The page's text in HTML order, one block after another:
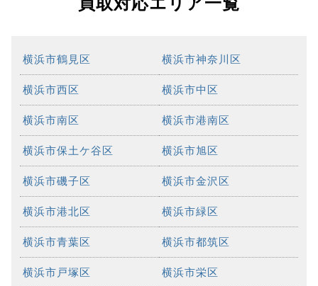
横浜市鶴見区 横浜市神奈川区
横浜市西区 横浜市中区
横浜市南区 横浜市港南区
横浜市保土ケ谷区 横浜市旭区
横浜市磯子区 横浜市金沢区
横浜市港北区 横浜市緑区
横浜市青葉区 横浜市都筑区
横浜市戸塚区 横浜市栄区